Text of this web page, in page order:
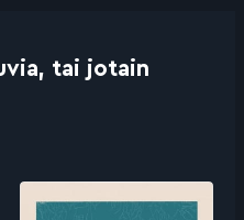
tai jotain